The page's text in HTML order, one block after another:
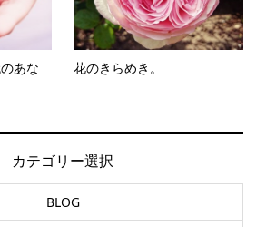
あな
花のきらめき。
カテゴリー選択
BLOG